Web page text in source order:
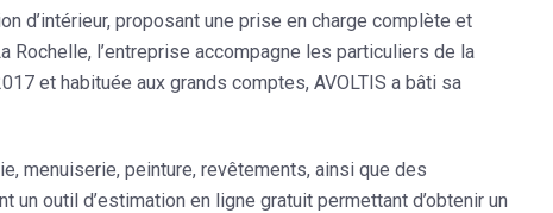
d’intérieur, proposant une prise en charge complète et
l’entreprise accompagne les particuliers de la
et habituée aux grands comptes, AVOLTIS a bâti sa
menuiserie, peinture, revêtements, ainsi que des
un outil d’estimation en ligne gratuit permettant d’obtenir un